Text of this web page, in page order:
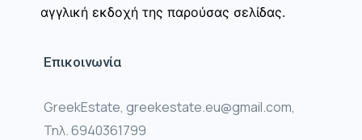
αγγλική εκδοχή της παρούσας σελίδας.
Επικοινωνία
GreekEstate, greekestate.eu@gmail.com,
Τηλ. 6940361799